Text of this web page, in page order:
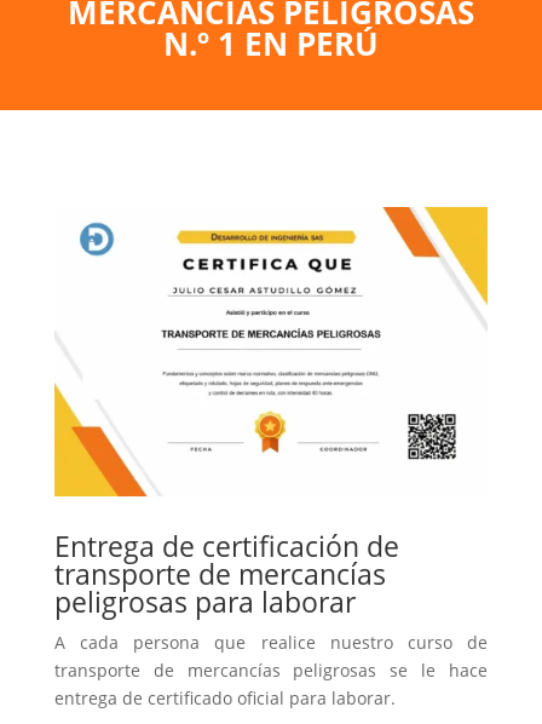
MERCANCÍAS PELIGROSAS
N.º 1 EN PERÚ
Entrega de certificación de
transporte de mercancías
peligrosas para laborar
A cada persona que realice nuestro curso de
transporte de mercancías peligrosas se le hace
entrega de certificado oficial para laborar.